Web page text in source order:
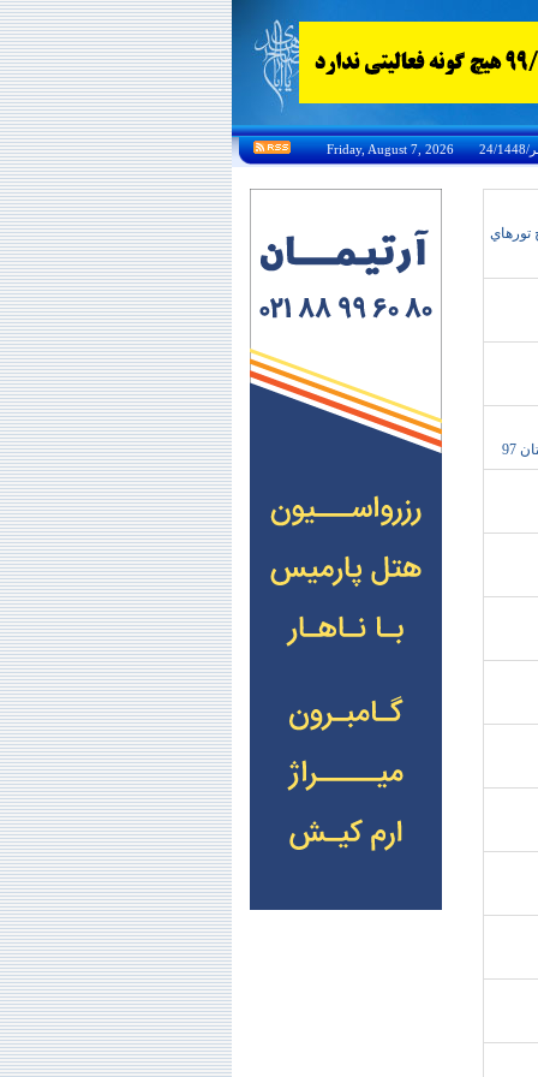
ارمنستان،رزرو تورهاي ارمنستان،تورارمنستان تابستان98،نرخ تورهاي
97